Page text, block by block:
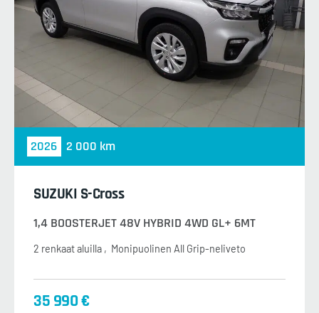
2026 2 000 km
SUZUKI S-Cross
1,4 BOOSTERJET 48V HYBRID 4WD GL+ 6MT
2 renkaat aluilla Monipuolinen All Grip-neliveto
35 990 €